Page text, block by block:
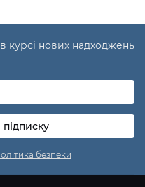
курсі нових надходжень
безпеки